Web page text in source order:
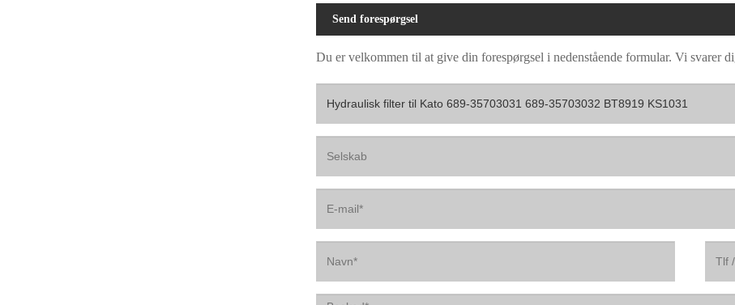
Send forespørgsel
Du er velkommen til at give din forespørgsel i nedenstående formular. Vi svarer